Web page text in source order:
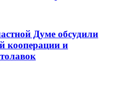
Думе обсудили
кооперации и